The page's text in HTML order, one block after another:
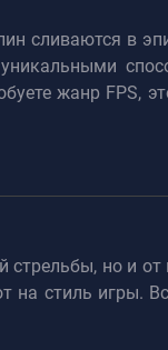
сливаются в
жанр FPS,
стрельбы, но и
стиль игры.